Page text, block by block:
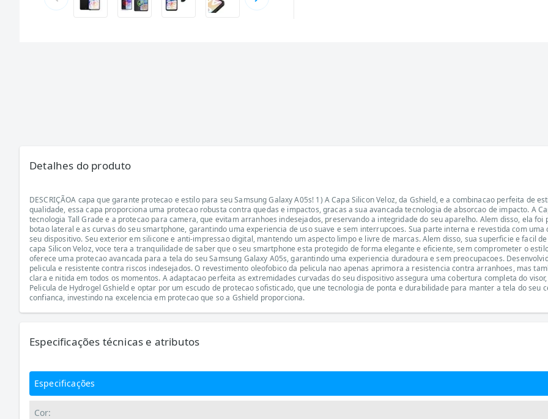
Detalhes do produto
DESCRIÇÃOA capa que garante protecao e estilo para seu Samsung Galaxy A05s! 1) A Capa Silicon Veloz, da Gshield, e a combinacao perfeita de
qualidade, essa capa proporciona uma protecao robusta contra quedas e impactos, gracas a sua avancada tecnologia de absorcao de impacto. A
tecnologia Tall Grade e a protecao para camera, que evitam arranhoes indesejados, preservando a integridade do seu aparelho. Alem disso, ela
botao lateral e as curvas do seu smartphone, garantindo uma experiencia de uso suave e sem interrupcoes. Sua parte interna e revestida com
seu dispositivo. Seu exterior em silicone e anti-impressao digital, mantendo um aspecto limpo e livre de marcas. Alem disso, sua superficie e facil
capa Silicon Veloz, voce tera a tranquilidade de saber que o seu smartphone esta protegido de forma elegante e eficiente, sem comprometer o
oferece uma protecao avancada para a tela do seu Samsung Galaxy A05s, garantindo uma experiencia duradoura e sem preocupacoes.
pelicula e resistente contra riscos indesejados. O revestimento oleofobico da pelicula nao apenas aprimora a resistencia contra arranhoes, mas
clara e nitida em todos os momentos. A adaptacao perfeita as extremidades curvadas do seu dispositivo assegura uma cobertura completa do
Pelicula de Hydrogel Gshield e optar por um escudo de protecao sofisticado, que une tecnologia de ponta e durabilidade para manter a tela do seu
confianca, investindo na excelencia em protecao que so a Gshield proporciona.
Especificações técnicas e atributos
Especificações
Cor: